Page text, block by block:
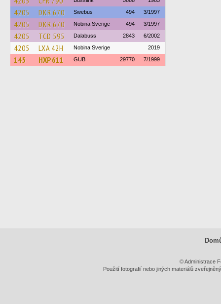
4205 DKR 670 Swebus 494 3/1997
4205 DKR 670 Nobina Sverige 494 3/1997
4205 TCD 595 Dalabuss 2843 6/2002
4205 LXA 42H Nobina Sverige 2019
145 HXP 611 GUB 29770 7/1999
© Administrace
Použití fotografií nebo jiných materiálů